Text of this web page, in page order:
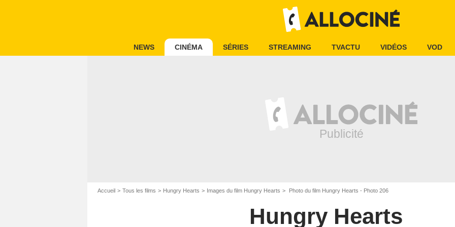
NEWS CINÉMA SÉRIES STREAMING TVACTU VIDÉOS VOD
Accueil Tous les films Hungry Hearts Images du film Hungry Hearts Photo du film Hungry Hearts - Photo 206
Hungry Hearts